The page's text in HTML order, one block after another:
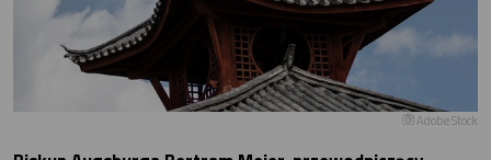
Adobe Stock